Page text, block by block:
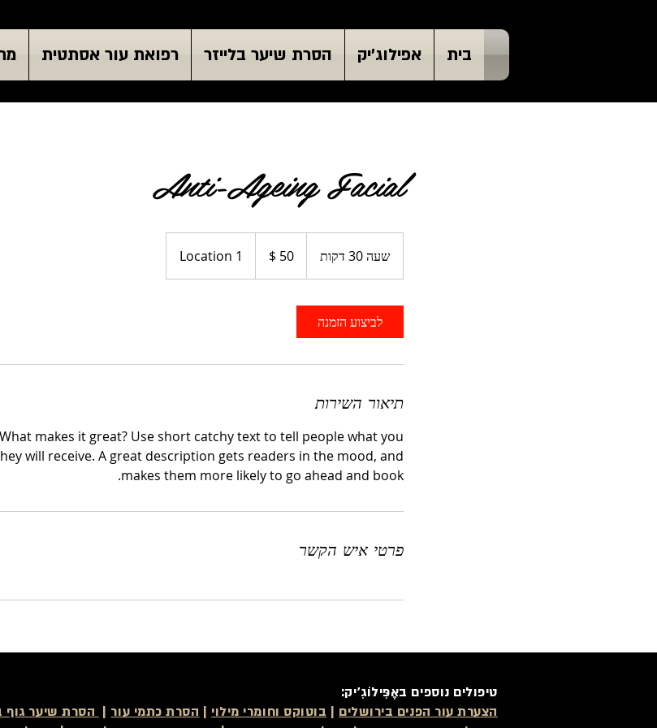
בית אפילוג'יק הסרת שיער בלייזר רפואת עור אסתטית
Anti-Ageing Facial
שעה 30 דקות
ע
0
ד
אמריקאי
Location 1
לביצוע הזמנה
תיאור השירות
makes it great? Use short catchy text to tell people what you
will receive. A great description gets readers in the mood, and
makes them more likely to go ahead and book.
פרטי איש הקשר
טיפולים נוספים באֶפִּילוֹגִ'יק:
הצערת עור הפנים בירושלים | בוטוקס וחומרי מילוי | הסרת כתמי עור | הסרת שיער גוף